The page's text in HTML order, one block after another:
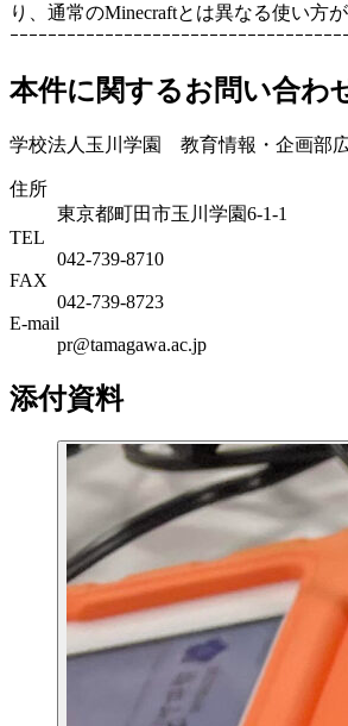
り、通常のMinecraftとは異なる使い方が
ｰｰｰｰｰｰｰｰｰｰｰｰｰｰｰｰｰｰｰｰｰｰｰｰｰｰｰｰｰｰｰｰｰｰ
本件に関するお問い合わ
学校法人玉川学園 教育情報・企画部
住所
東京都町田市玉川学園6-1-1
TEL
042-739-8710
FAX
042-739-8723
E-mail
pr@tamagawa.ac.jp
添付資料